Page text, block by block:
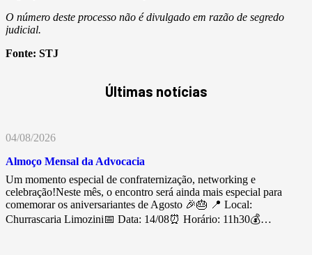
O número deste processo não é divulgado em razão de segredo
judicial.
Fonte: STJ
Últimas notícias
04/08/2026
Almoço Mensal da Advocacia
Um momento especial de confraternização, networking e
celebração!Neste mês, o encontro será ainda mais especial para
comemorar os aniversariantes de Agosto 🎉🎂 📍 Local:
Churrascaria Limozini📅 Data: 14/08⏰ Horário: 11h30💰…